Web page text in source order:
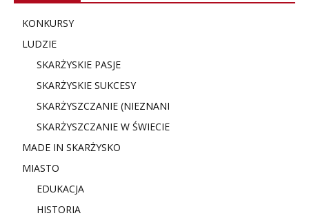
KONKURSY
LUDZIE
SKARŻYSKIE PASJE
SKARŻYSKIE SUKCESY
SKARŻYSZCZANIE (NIEZNANI
SKARŻYSZCZANIE W ŚWIECIE
MADE IN SKARŻYSKO
MIASTO
EDUKACJA
HISTORIA